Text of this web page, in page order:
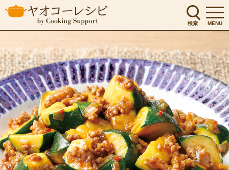
検索 MENU